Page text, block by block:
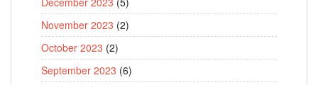
November 2023 (2)
October 2023 (2)
September 2023 (6)